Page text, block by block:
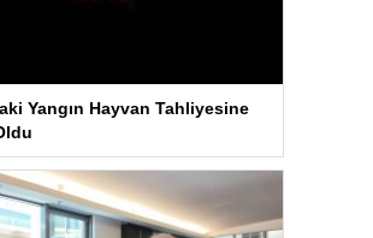
Yangın Hayvan Tahliyesine